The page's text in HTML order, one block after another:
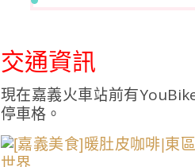
交通資訊
現在嘉義火車站前有
停車格。